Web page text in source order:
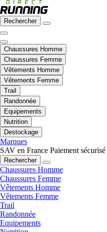
Rechercher
Chaussures Homme
Chaussures Femme
Vêtements Homme
Vêtements Femme
Trail
Randonnée
Equipements
Nutrition
Destockage
Marques
SAV en France Paiement sécurisé
Rechercher
Chaussures Homme
Chaussures Femme
Vêtements Homme
Vêtements Femme
Trail
Randonnée
Equipements